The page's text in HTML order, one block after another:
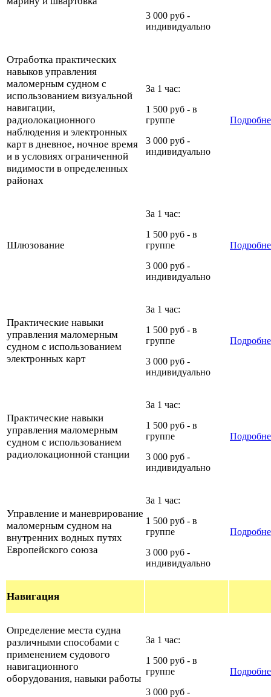
3 000 руб -
индивидуально
Отработка практических
навыков управления
маломерным судном с
использованием визуальной
навигации,
радиолокационного
наблюдения и электронных
карт в дневное, ночное время
и в условиях ограниченной
видимости в определенных
районах
За 1 час:
1 500 руб - в
группе
3 000 руб -
индивидуально
Шлюзование
За 1 час:
1 500 руб - в
группе
3 000 руб -
индивидуально
Практические навыки
управления маломерным
судном с использованием
электронных карт
За 1 час:
1 500 руб - в
группе
3 000 руб -
индивидуально
Практические навыки
управления маломерным
судном с использованием
радиолокационной станции
За 1 час:
1 500 руб - в
группе
3 000 руб -
индивидуально
Управление и маневрирование
маломерным судном на
внутренних водных путях
Европейского союза
За 1 час:
1 500 руб - в
группе
3 000 руб -
индивидуально
Навигация
Определение места судна
различными способами с
применением судового
навигационного
оборудования, навыки работы
За 1 час:
1 500 руб - в
группе
3 000 руб -